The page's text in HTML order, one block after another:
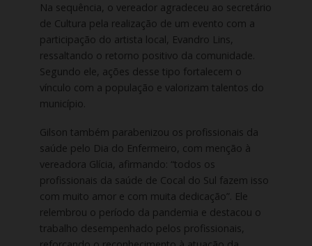
Na sequência, o vereador agradeceu ao secretário
de Cultura pela realização de um evento com a
participação do artista local, Evandro Lins,
ressaltando o retorno positivo da comunidade.
Segundo ele, ações desse tipo fortalecem o
vínculo com a população e valorizam talentos do
município.
Gilson também parabenizou os profissionais da
saúde pelo Dia do Enfermeiro, com menção à
vereadora Glícia, afirmando: “todos os
profissionais da saúde de Cocal do Sul fazem isso
com muito amor e com muita dedicação”. Ele
relembrou o período da pandemia e destacou o
trabalho desempenhado pelos profissionais,